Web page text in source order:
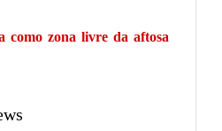
como zona livre da aftosa